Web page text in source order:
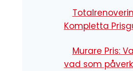
Kompletta
Murare Pris:
vad som